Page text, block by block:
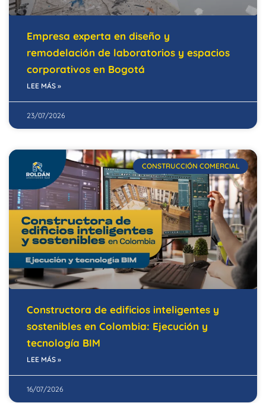
Empresa experta en diseño y
remodelación de laboratorios y espacios
corporativos en Bogotá
LEE MÁS »
23/07/2026
CONSTRUCCIÓN COMERCIAL
Constructora de edificios inteligentes y
sostenibles en Colombia: Ejecución y
tecnología BIM
LEE MÁS »
16/07/2026